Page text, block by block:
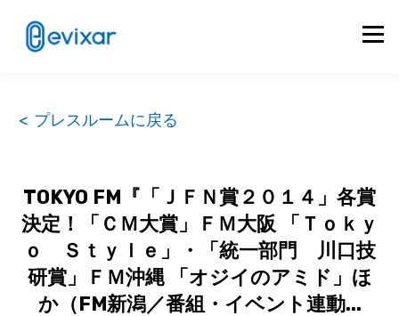
< プレスルームに戻る
TOKYO FM『「ＪＦＮ賞２０１４」各賞
決定！「ＣＭ大賞」ＦＭ大阪 「Ｔｏｋｙ
ｏ Ｓｔｙｌｅ」・「統一部門 川口技
研賞」ＦＭ沖縄 「オジイのアミド」ほ
か（FM新潟／番組・イベント連動...